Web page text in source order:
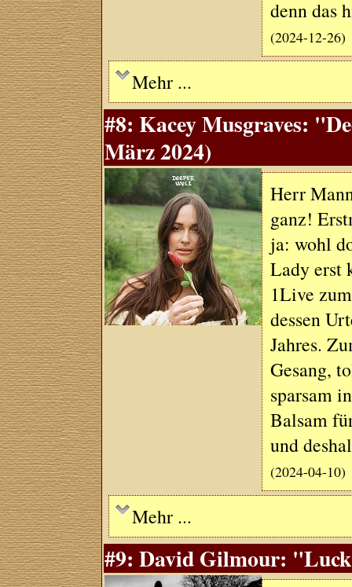
denn das
(2024-12-26)
Mehr ...
#8: Kacey Musgraves:
März 2024)
Herr
ganz!
ja: wohl
Lady erst
1Live
dessen
Jahres.
Gesang,
sparsam
Balsam
und
(2024-04-10)
Mehr ...
#9: David Gilmour: "Luck